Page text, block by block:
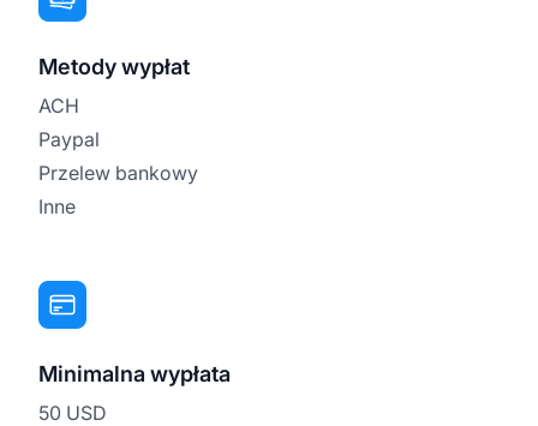
Metody wypłat
ACH
Paypal
Przelew bankowy
Inne
Minimalna wypłata
50 USD